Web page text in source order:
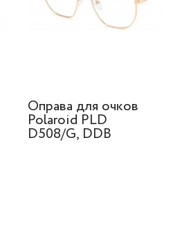
Оправа для очков
Polaroid PLD
D508/G, DDB